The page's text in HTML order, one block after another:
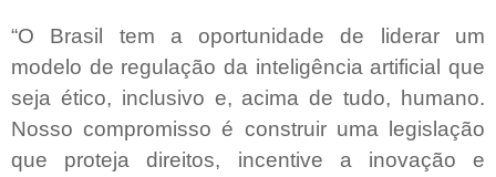
“O Brasil tem a oportunidade de liderar um
modelo de regulação da inteligência artificial que
seja ético, inclusivo e, acima de tudo, humano.
Nosso compromisso é construir uma legislação
que proteja direitos, incentive a inovação e